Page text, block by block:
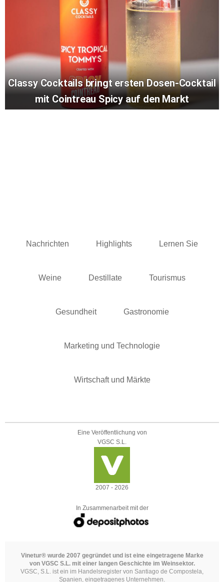
Classy Cocktails bringt ersten Dosen-Cocktail
mit Cointreau Spicy auf den Markt
Nachrichten Highlights Lernen Sie
Weine Destillate Tourismus
Gesundheit Gastronomie
Marketing und Technologie
Wirtschaft und Märkte
Eine Veröffentlichung von
VGSC S.L.
2007 - 2026
In Zusammenarbeit mit der
Vinetur® wurde 2007 gegründet und ist eine eingetragene Marke
von VGSC S.L. mit einer langen Geschichte im Weinsektor.
VGSC, S.L. ist ein im Handelsregister von Santiago de Compostela,
Spanien, eingetragenes Unternehmen.